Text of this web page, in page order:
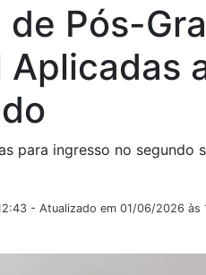
de Pós-
Aplicadas
para ingresso no segundo
- Atualizado em 01/06/2026 às